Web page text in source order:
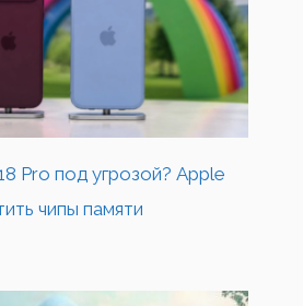
Pro под угрозой? Apple
чипы памяти